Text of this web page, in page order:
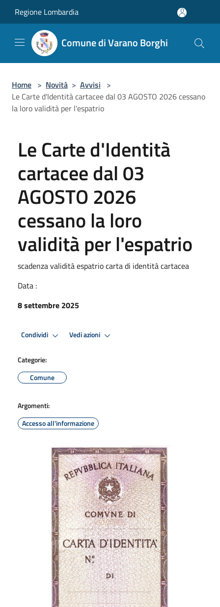
Regione Lombardia
Comune di Varano Borghi
Home > Novità > Avvisi >
Le Carte d'Identità cartacee dal 03 AGOSTO 2026 cessano
la loro validità per l'espatrio
Le Carte d'Identità
cartacee dal 03
AGOSTO 2026
cessano la loro
validità per l'espatrio
scadenza validità espatrio carta di identità cartacea
Data :
8 settembre 2025
Condividi Vedi azioni
Categorie:
Comune
Argomenti:
Accesso all'informazione